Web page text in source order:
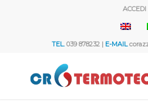
ACCEDI
TEL.039 878232 | E-MAIL